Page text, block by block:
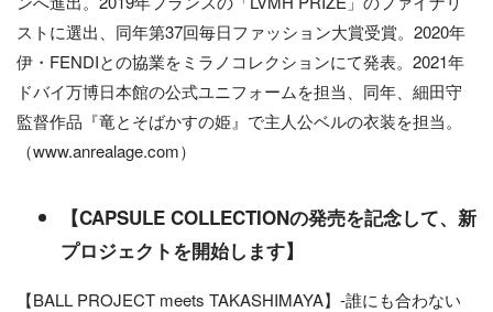
ストに選出、同年第37回毎日ファッション大賞受賞。2020年
伊・FENDIとの協業をミラノコレクションにて発表。2021年
ドバイ万博日本館の公式ユニフォームを担当、同年、細田守
監督作品『竜とそばかすの姫』で主人公ベルの衣装を担当。
（www.anrealage.com）
【CAPSULE COLLECTIONの発売を記念して、新
プロジェクトを開始します】
【BALL PROJECT meets TAKASHIMAYA】-誰にも合わない